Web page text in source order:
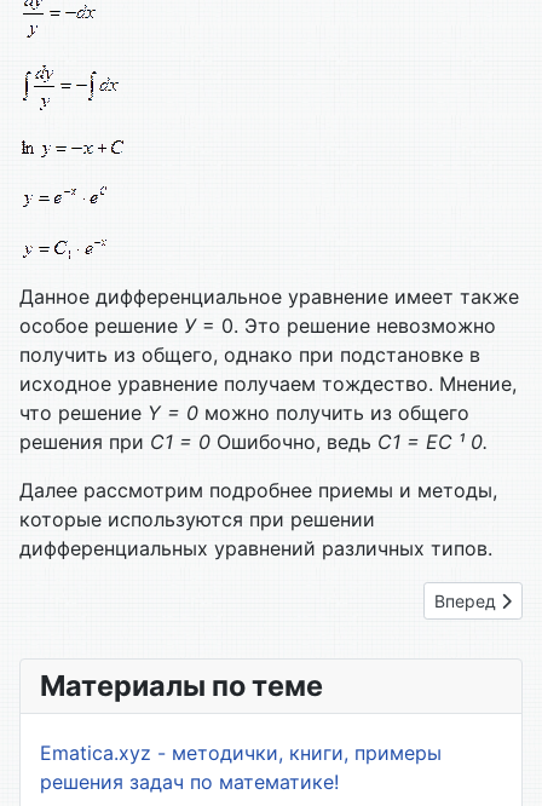
Данное дифференциальное уравнение имеет также
особое решение У= 0. Это решение невозможно
получить из общего, однако при подстановке в
исходное уравнение получаем тождество. Мнение,
что решение Y= 0 можно получить из общего
решения при С1 = 0 Ошибочно, ведь C1 = EC ¹ 0.
Далее рассмотрим подробнее приемы и методы,
которые используются при решении
дифференциальных уравнений различных типов.
Следующий:
Вперед
Материалы по теме
Ematica.xyz - методички, книги, примеры
решения задач по математике!